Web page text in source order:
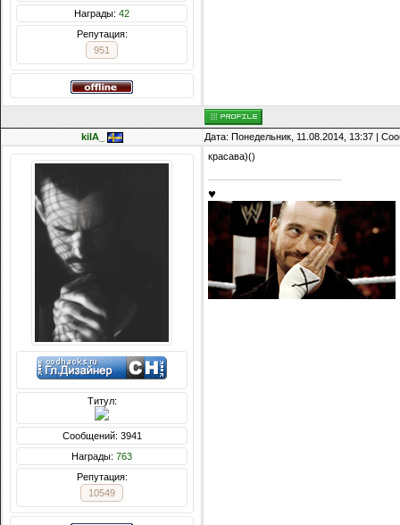
Награды: 42
Репутация:
951
kiIA_ Дата: Понедельник, 11.08.2014, 13:37 |
Титул:
Сообщений: 3941
Награды: 763
Репутация:
10549
красава)()
♥